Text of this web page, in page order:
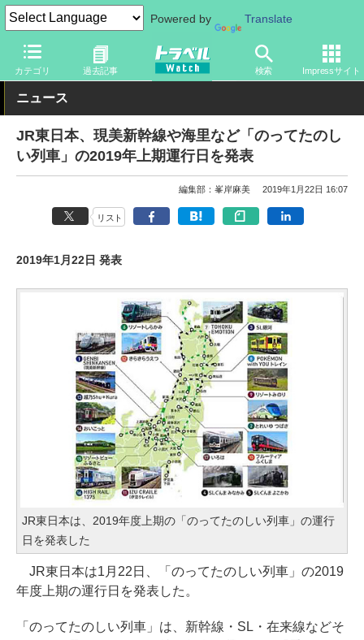
Powered by Translate
カテゴリ 過去記事 検索 Impressサイト
トラベル Watch 地域 国内旅行 東北
ニュース
JR東日本、現美新幹線や海里など「のってたのし
い列車」の2019年上期運行日を発表
編集部：峯岸麻美 2019年1月22日 16:07
リスト
2019年1月22日 発表
JR東日本は、2019年度上期の「のってたのしい列車」の運行
日を発表した
JR東日本は1月22日、「のってたのしい列車」の2019
年度上期の運行日を発表した。
「のってたのしい列車」は、新幹線・SL・在来線などそ